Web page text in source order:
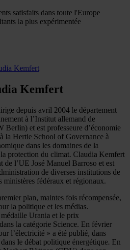
satisfaits dans toute l'Europe
la plus expérimentée
Kemfert
Kemfert
depuis avril 2004 le département
à l’Institut allemand de
Berlin) et est professeure d’économie
la Hertie School of Governance à
dans les domaines de la
la protection du climat. Claudia Kemfert
de l’UE José Manuel Barroso et est
de diverses institutions de
ministères fédéraux et régionaux.
plan, maintes fois récompensée,
la politique et les médias.
Urania et le prix
la catégorie Science. En février
l’électricité » a été publié, dans
le débat politique énergétique. En